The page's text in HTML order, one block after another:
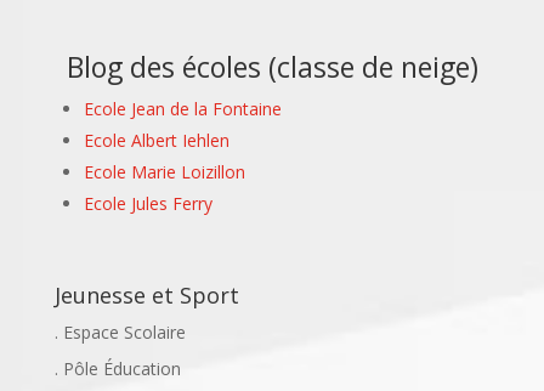
Blog des écoles (classe de neige)
Ecole Jean de la Fontaine
Ecole Albert Iehlen
Ecole Marie Loizillon
Ecole Jules Ferry
Jeunesse et Sport
. Espace Scolaire
. Pôle Éducation